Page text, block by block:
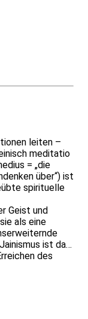
leiten –
meditatio
= „die
über“) ist
spirituelle
Geist und
als eine
ist das
des